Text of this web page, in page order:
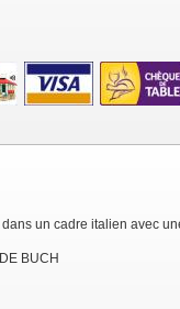
un cadre italien avec
BUCH